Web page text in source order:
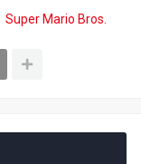
Super Mario Bros.